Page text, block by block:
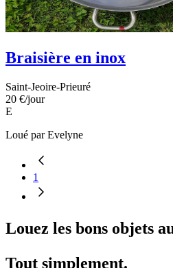
Braisière en inox
Saint-Jeoire-Prieuré
20 €/jour
E
Loué parEvelyne
1
Louez les bons objets
Tout simplement.